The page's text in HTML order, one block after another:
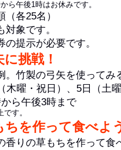
ら午後1時はお休みです。
（各25名）
対象です。
の提示が必要です。
挑戦！
。竹製の弓矢を使ってみ
木曜・祝日）、5日（土
ら午後3時まで
す。
を作って食べよ
香りの草もちを作って食